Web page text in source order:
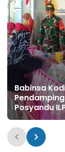
Babinsa
Posyandu